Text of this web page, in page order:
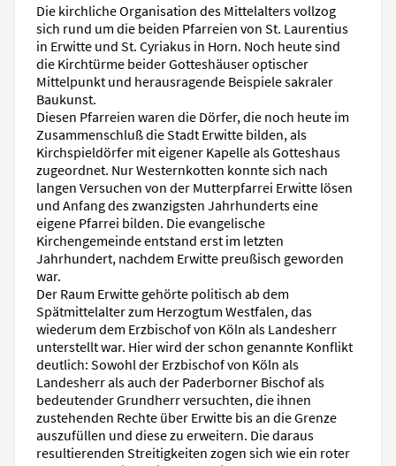
Die kirchliche Organisation des Mittelalters vollzog
sich rund um die beiden Pfarreien von St. Laurentius
in Erwitte und St. Cyriakus in Horn. Noch heute sind
die Kirchtürme beider Gotteshäuser optischer
Mittelpunkt und herausragende Beispiele sakraler
Baukunst.
Diesen Pfarreien waren die Dörfer, die noch heute im
Zusammenschluß die Stadt Erwitte bilden, als
Kirchspieldörfer mit eigener Kapelle als Gotteshaus
zugeordnet. Nur Westernkotten konnte sich nach
langen Versuchen von der Mutterpfarrei Erwitte lösen
und Anfang des zwanzigsten Jahrhunderts eine
eigene Pfarrei bilden. Die evangelische
Kirchengemeinde entstand erst im letzten
Jahrhundert, nachdem Erwitte preußisch geworden
war.
Der Raum Erwitte gehörte politisch ab dem
Spätmittelalter zum Herzogtum Westfalen, das
wiederum dem Erzbischof von Köln als Landesherr
unterstellt war. Hier wird der schon genannte Konflikt
deutlich: Sowohl der Erzbischof von Köln als
Landesherr als auch der Paderborner Bischof als
bedeutender Grundherr versuchten, die ihnen
zustehenden Rechte über Erwitte bis an die Grenze
auszufüllen und diese zu erweitern. Die daraus
resultierenden Streitigkeiten zogen sich wie ein roter